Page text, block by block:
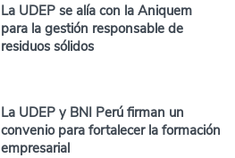
La UDEP se alía con la Aniquem
para la gestión responsable de
residuos sólidos
La UDEP y BNI Perú firman un
convenio para fortalecer la formación
empresarial